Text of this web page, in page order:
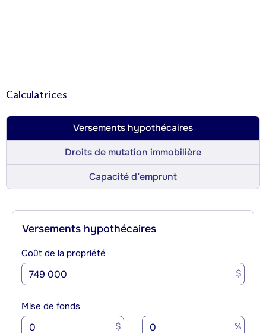
Calculatrices
Versements hypothécaires
Droits de mutation immobilière
Capacité d’emprunt
Versements hypothécaires
Coût de la propriété
$
Mise de fonds
$ %